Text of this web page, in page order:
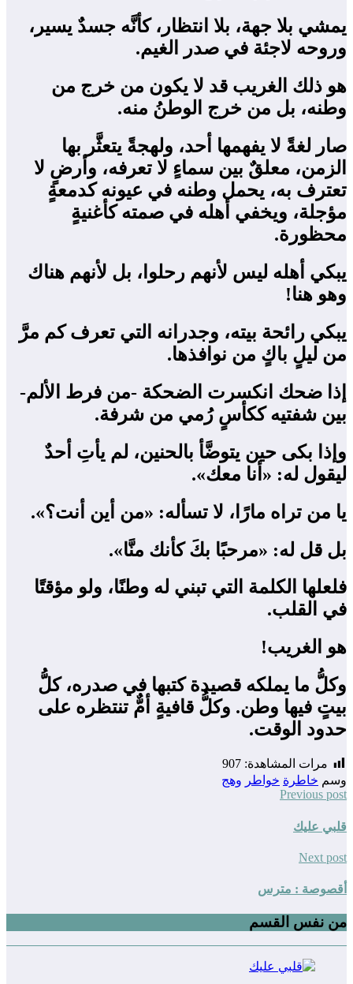
يمشي بلا جهة، بلا انتظار، كأنَّه جسدٌ يسير،
وروحه لاجئة في صدر الغيم.
هو ذلك الغريب قد لا يكون من خرج من
وطنه، بل من خرج الوطنُ منه.
صار لغةً لا يفهمها أحد، ولهجةً يتعثَّر بها
الزمن، معلقٌ بين سماءٍ لا تعرفه، وأرضٍ لا
تعترف به، يحمل وطنه في عيونه كدمعةٍ
مؤجلة، ويخفي أهله في صمته كأغنيةٍ
محظورة.
يبكي أهله ليس لأنهم رحلوا، بل لأنهم هناك
وهو هنا!
يبكي رائحة بيته، وجدرانه التي تعرف كم مرَّ
من ليلٍ باكٍ من نوافذها.
إذا ضحك انكسرت الضحكة -من فرط الألم-
بين شفتيه ككأسٍ رُمي من شرفة.
وإذا بكى حين يتوضَّأ بالحنين، لم يأتِ أحدٌ
ليقول له: «أنا معك».
يا من تراه مارًا، لا تسأله: «من أين أنت؟».
بل قل له: «مرحبًا بكَ كأنك منَّا».
فلعلها الكلمة التي تبني له وطنًا، ولو مؤقتًا
في القلب.
هو الغريب!
وكلُّ ما يملكه قصيدة كتبها في صدره، كلُّ
بيتٍ فيها وطن. وكلُّ قافيةٍ أمٌّ تنتظره على
حدود الوقت.
مرات المشاهدة: 907
وسم خاطرة خواطر وهج
Previous post
قلبي عليك
Next post
أقصوصة : مترس
من نفس القسم